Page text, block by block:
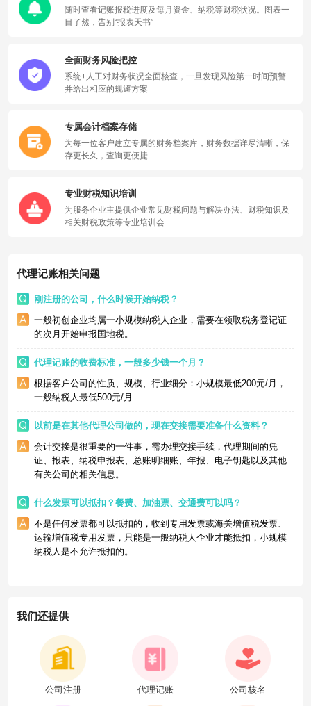
随时查看记账报税进度及每月资金、纳税等财税状况。图表一
目了然，告别“报表天书”
全面财务风险把控
系统+人工对财务状况全面核查，一旦发现风险第一时间预警
并给出相应的规避方案
专属会计档案存储
为每一位客户建立专属的财务档案库，财务数据详尽清晰，保
存更长久，查询更便捷
专业财税知识培训
为服务企业主提供企业常见财税问题与解决办法、财税知识及
相关财税政策等专业培训会
代理记账相关问题
刚注册的公司，什么时候开始纳税？
一般初创企业均属一小规模纳税人企业，需要在领取税务登记证
的次月开始申报国地税。
代理记账的收费标准，一般多少钱一个月？
根据客户公司的性质、规模、行业细分：小规模最低200元/月，
一般纳税人最低500元/月
以前是在其他代理公司做的，现在交接需要准备什么资料？
会计交接是很重要的一件事，需办理交接手续，代理期间的凭
证、报表、纳税申报表、总账明细账、年报、电子钥匙以及其他
有关公司的相关信息。
什么发票可以抵扣？餐费、加油票、交通费可以吗？
不是任何发票都可以抵扣的，收到专用发票或海关增值税发票、
运输增值税专用发票，只能是一般纳税人企业才能抵扣，小规模
纳税人是不允许抵扣的。
我们还提供
公司注册 代理记账 公司核名